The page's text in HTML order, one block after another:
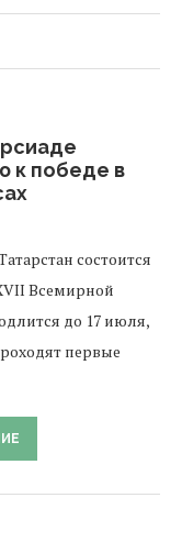
к победе в
состоится
Всемирной
до 17 июля,
первые